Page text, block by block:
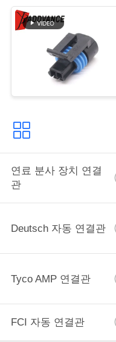
문
을
세
요
사
이
트
맵
개
연료 분사 장치 연결
관
Deutsch 자동 연결관
Tyco AMP 연결관
FCI 자동 연결관